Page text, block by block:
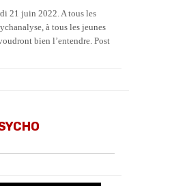
21 juin 2022. A tous les
à tous les jeunes
bien l’entendre. Post